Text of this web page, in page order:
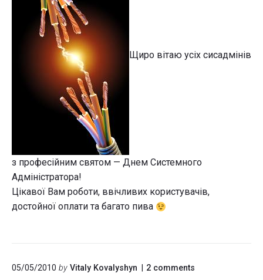
Щиро вітаю усіх сисадмінів
з професійним святом — Днем Системного
Адміністратора!
Цікавої Вам роботи, ввічливих користувачів,
достойної оплати та багато пива
05/05/2010 by Vitaly Kovalyshyn 2 comments